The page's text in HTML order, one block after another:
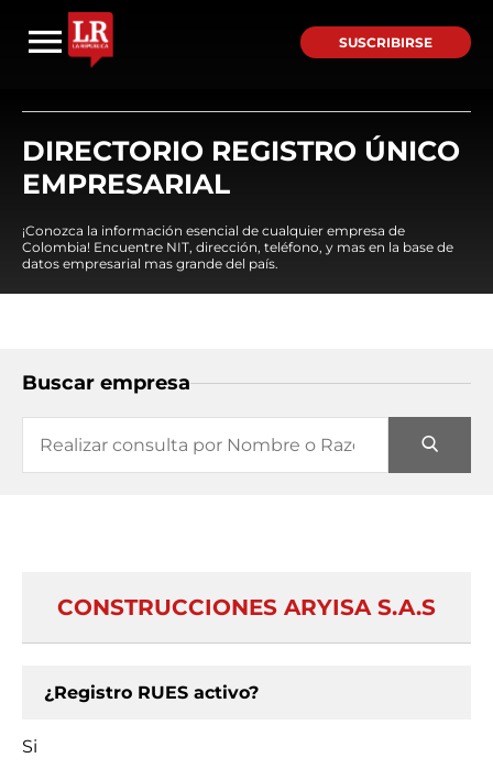
SUSCRIBIRSE
DIRECTORIO REGISTRO ÚNICO
EMPRESARIAL
¡Conozca la información esencial de cualquier empresa de
Colombia! Encuentre NIT, dirección, teléfono, y mas en la base de
datos empresarial mas grande del país.
Buscar empresa
CONSTRUCCIONES ARYISA S.A.S
¿Registro RUES activo?
Si